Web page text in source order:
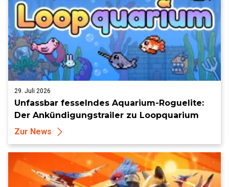
29. Juli 2026
Unfassbar fesselndes Aquarium-Roguelite:
Der Ankündigungstrailer zu Loopquarium
Zur News